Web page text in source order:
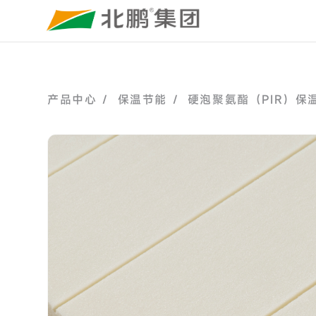
产品中心 / 保温节能 / 硬泡聚氨酯（PIR）保